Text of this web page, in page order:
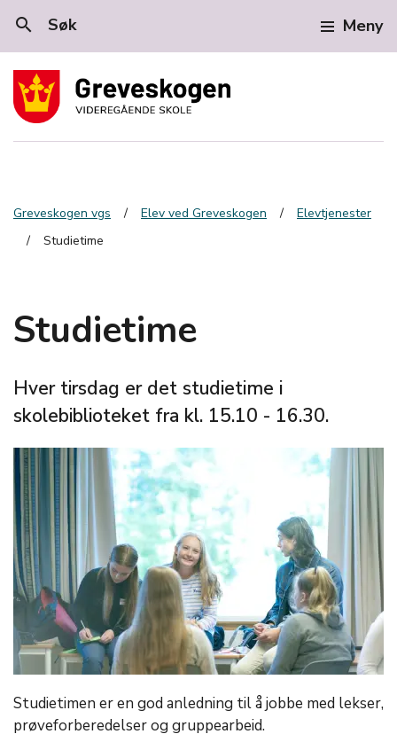
search Søk Meny
Greveskogen vgs Elev ved Greveskogen
Elevtjenester
Studietime
Studietime
Hver tirsdag er det studietime i
skolebiblioteket fra kl. 15.10 - 16.30.
Studietimen er en god anledning til å jobbe med lekser,
prøveforberedelser og gruppearbeid.